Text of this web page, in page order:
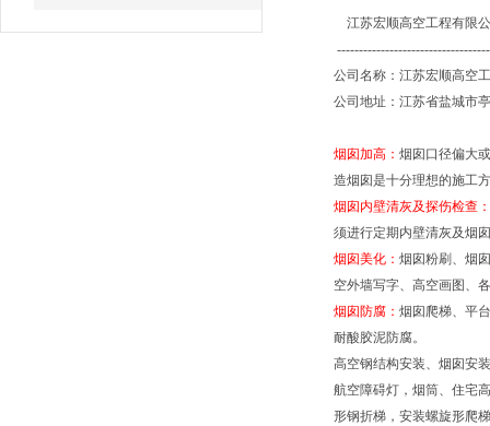
江苏宏顺高空工程有限
公司名称：江苏宏顺高空
公司地址：江苏省盐城市
烟囱加高： 烟囱口径偏大
造烟囱是十分理想的施工
烟囱内壁清灰及探伤检查：
须进行定期内壁清灰及烟
烟囱美化： 烟囱粉刷、烟
空外墙写字、高空画图、
烟囱防腐： 烟囱爬梯、平
耐酸胶泥防腐。
高空钢结构安装、烟囱安
航空障碍灯，烟筒、住宅
形钢折梯，安装螺旋形爬